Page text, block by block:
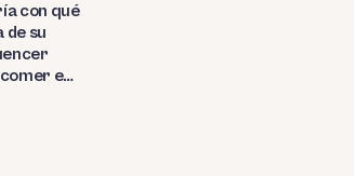
con qué
de su
en
y
factura